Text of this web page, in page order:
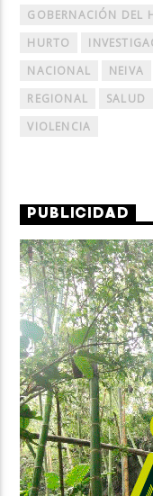
GOBERNACIÓN DEL
HURTO
NACIONAL
NEIVA
REGIONAL
SALUD
VIOLENCIA
PUBLICIDAD